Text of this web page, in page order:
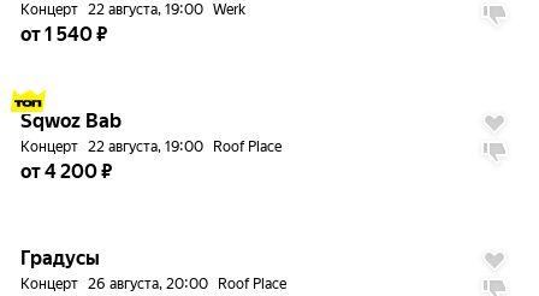
Концерт 22 августа, 19:00 Werk
от 1 540 ₽
Sqwoz Bab
Концерт 22 августа, 19:00 Roof Place
от 4 200 ₽
Градусы
Концерт 26 августа, 20:00 Roof Place